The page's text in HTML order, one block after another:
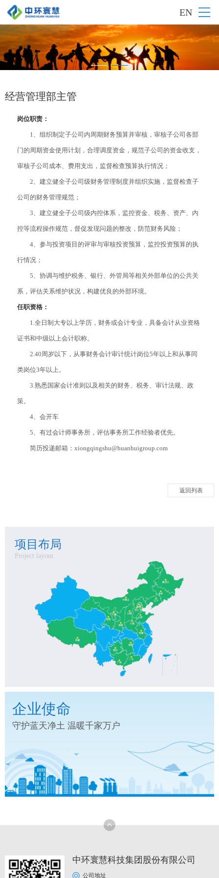
EN
经营管理部主管
岗位职责：
1、组织制定子公司内周期财务预算并审核，审核子公司各部
门的周期资金使用计划，合理调度资金，规范子公司的资金收支，
审核子公司成本、费用支出，监督检查预算执行情况；
2、建立健全子公司级财务管理制度并组织实施，监督检查子
公司的财务管理规范；
3、建立健全子公司级内控体系，监控资金、税务、资产、内
控等流程操作规范，督促发现问题的整改，防范财务风险；
4、参与投资项目的评审与审核投资预算，监控投资预算的执
行情况；
5、协调与维护税务、银行、外管局等相关外部单位的公共关
系，评估关系维护状况，构建优良的外部环境。
任职资格：
1.全日制大专以上学历，财务或会计专业，具备会计从业资格
证书和中级以上会计职称。
2.40周岁以下，从事财务会计审计统计岗位5年以上和从事同
类岗位3年以上。
3.熟悉国家会计准则以及相关的财务、税务、审计法规、政
策。
4、会开车
5、有过会计师事务所，评估事务所工作经验者优先。
简历投递邮箱：xiongqingshu@huanhuigroup.com
返回列表
项目布局
Project layout
企业使命
守护蓝天净土 温暖千家万户
中环寰慧科技集团股份有限公司
公司地址